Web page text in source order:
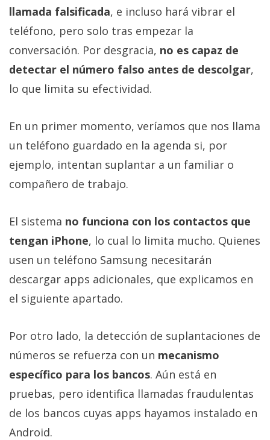
llamada falsificada, e incluso hará vibrar el
teléfono, pero solo tras empezar la
conversación. Por desgracia, no es capaz de
detectar el número falso antes de descolgar,
lo que limita su efectividad.
En un primer momento, veríamos que nos llama
un teléfono guardado en la agenda si, por
ejemplo, intentan suplantar a un familiar o
compañero de trabajo.
El sistema no funciona con los contactos que
tengan iPhone, lo cual lo limita mucho. Quienes
usen un teléfono Samsung necesitarán
descargar apps adicionales, que explicamos en
el siguiente apartado.
Por otro lado, la detección de suplantaciones de
números se refuerza con un mecanismo
específico para los bancos. Aún está en
pruebas, pero identifica llamadas fraudulentas
de los bancos cuyas apps hayamos instalado en
Android.